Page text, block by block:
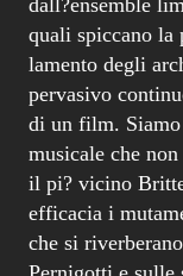
dall?ensemble
quali spiccano la
lamento degli
pervasivo
di un film.
musicale che
il pi? vicino
efficacia i
che si